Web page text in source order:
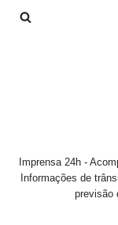
Imprensa 24h -
Informações de
previsão